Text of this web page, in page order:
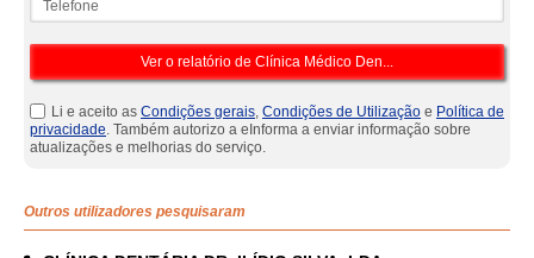
Li e aceito as Condições gerais, Condições de Utilização e Política de
privacidade. Também autorizo a eInforma a enviar informação sobre
atualizações e melhorias do serviço.
Outros utilizadores pesquisaram